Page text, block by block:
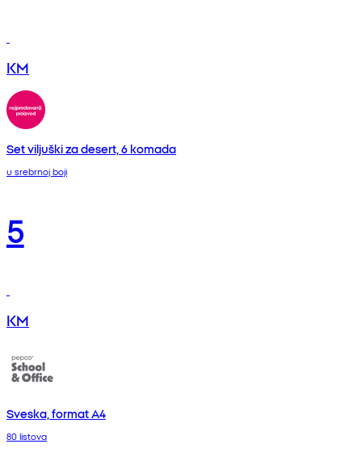
KM
Set viljuški za desert, 6 komada
u srebrnoj boji
5
KM
Sveska, format A4
80 listova